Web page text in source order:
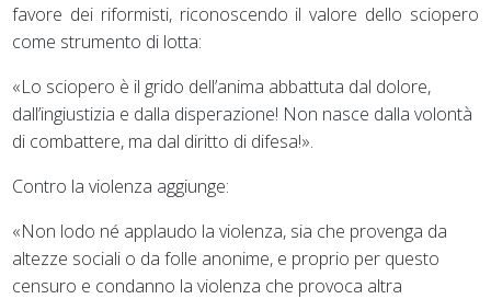
favore dei riformisti, riconoscendo il valore dello sciopero
come strumento di lotta:
«Lo sciopero è il grido dell’anima abbattuta dal dolore,
dall’ingiustizia e dalla disperazione! Non nasce dalla volontà
di combattere, ma dal diritto di difesa!».
Contro la violenza aggiunge:
«Non lodo né applaudo la violenza, sia che provenga da
altezze sociali o da folle anonime, e proprio per questo
censuro e condanno la violenza che provoca altra